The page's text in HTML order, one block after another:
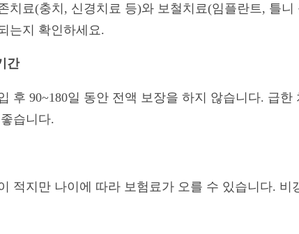
치료(충치, 신경치료 등)와 보철치료(임플란트, 틀
는지 확인하세요.
간
후 90~180일 동안 전액 보장을 하지 않습니다. 급
습니다.
적지만 나이에 따라 보험료가 오를 수 있습니다. 비